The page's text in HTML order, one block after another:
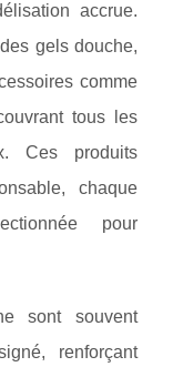
accrue.
gels douche,
comme
tous les
Ces produits
chaque
pour
sont souvent
renforçant